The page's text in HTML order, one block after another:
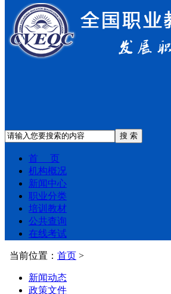
搜 索
首 页
机构概况
新闻中心
职业分类
培训教材
公共查询
在线考试
当前位置： 首页 >
新闻动态
政策文件